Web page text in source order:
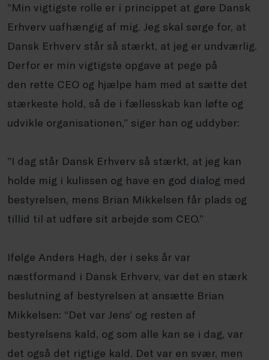
”Min vigtigste rolle er i princippet at gøre Dansk
Erhverv uafhængig af mig. Jeg skal sørge for, at
Dansk Erhverv står så stærkt, at jeg er undværlig.
Derfor er min vigtigste opgave at pege på
den rette CEO og hjælpe ham med at sætte det
stærkeste hold, så de i fællesskab kan løfte og
udvikle organisationen,” siger han og uddyber:
”I dag står Dansk Erhverv så stærkt, at jeg kan
holde mig i kulissen og have en god dialog med
bestyrelsen, mens Brian Mikkelsen får plads og
tillid til at udføre sit arbejde som CEO.”
Ifølge Anders Hagh, der i seks år var
næstformand i Dansk Erhverv, var det en stærk
beslutning af bestyrelsen at ansætte Brian
Mikkelsen: “Det var Jens’ og resten af
bestyrelsens kald, og som alle kan se i dag, var
det også det rigtige kald. Det var en svær, men